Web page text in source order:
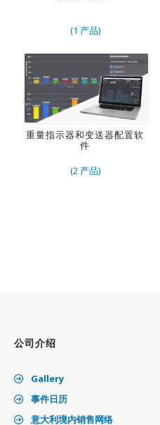
(1 产品)
重量指示器和变送器配置软
件
(2 产品)
公司介绍
Gallery
事件日历
意大利境内销售网络